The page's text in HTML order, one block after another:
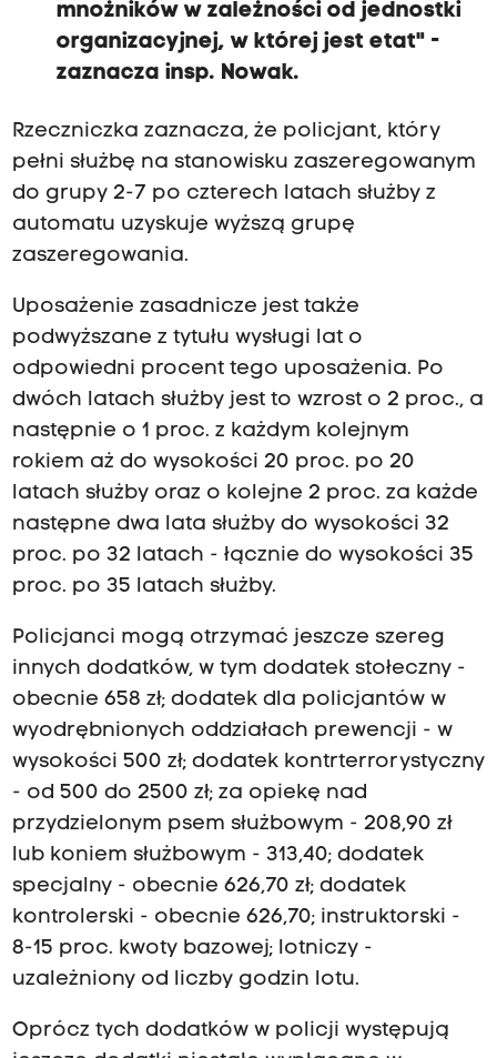
mnożników w zależności od jednostki
organizacyjnej, w której jest etat" -
zaznacza insp. Nowak.
Rzeczniczka zaznacza, że policjant, który
pełni służbę na stanowisku zaszeregowanym
do grupy 2-7 po czterech latach służby z
automatu uzyskuje wyższą grupę
zaszeregowania.
Uposażenie zasadnicze jest także
podwyższane z tytułu wysługi lat o
odpowiedni procent tego uposażenia. Po
dwóch latach służby jest to wzrost o 2 proc., a
następnie o 1 proc. z każdym kolejnym
rokiem aż do wysokości 20 proc. po 20
latach służby oraz o kolejne 2 proc. za każde
następne dwa lata służby do wysokości 32
proc. po 32 latach - łącznie do wysokości 35
proc. po 35 latach służby.
Policjanci mogą otrzymać jeszcze szereg
innych dodatków, w tym dodatek stołeczny -
obecnie 658 zł; dodatek dla policjantów w
wyodrębnionych oddziałach prewencji - w
wysokości 500 zł; dodatek kontrterrorystyczny
- od 500 do 2500 zł; za opiekę nad
przydzielonym psem służbowym - 208,90 zł
lub koniem służbowym - 313,40; dodatek
specjalny - obecnie 626,70 zł; dodatek
kontrolerski - obecnie 626,70; instruktorski -
8-15 proc. kwoty bazowej; lotniczy -
uzależniony od liczby godzin lotu.
Oprócz tych dodatków w policji występują